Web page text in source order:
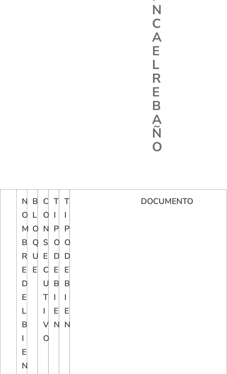
N
C
A
E
L
R
E
B
A
Ñ
O
N
O
M
B
R
E
D
E
L
B
I
E
N
B
L
O
Q
U
E
C
O
N
S
E
C
U
T
I
V
O
T
I
P
O
D
E
B
I
E
N
T
I
P
O
D
E
B
I
E
N
DOCUMENTO